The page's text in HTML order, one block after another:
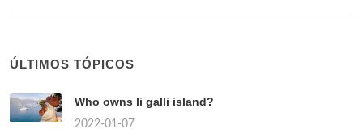
ÚLTIMOS TÓPICOS
Who owns li galli island?
2022-01-07